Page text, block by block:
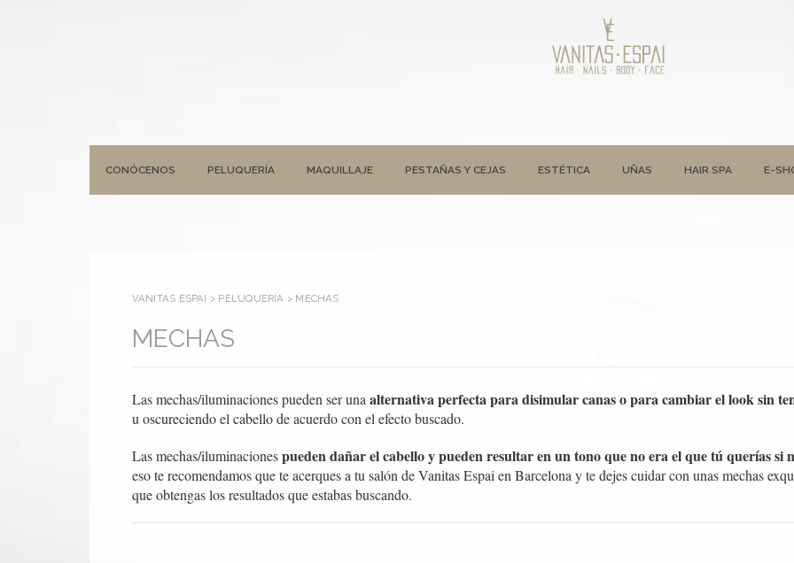
CONÓCENOS PELUQUERÍA MAQUILLAJE PESTAÑAS Y CEJAS ESTÉTICA UÑAS HAIR SPA E-
VANITAS ESPAI > PELUQUERÍA > MECHAS
MECHAS
Las mechas/iluminaciones pueden ser una alternativa perfecta para disimular canas o para cambiar el look sin
u oscureciendo el cabello de acuerdo con el efecto buscado.
Las mechas/iluminacionespueden dañar el cabello y pueden resultar en un tono que no era el que tú querías si
eso te recomendamos que te acerques a tu salón de Vanitas Espai en Barcelona y te dejes cuidar con unas mechas
que obtengas los resultados que estabas buscando.